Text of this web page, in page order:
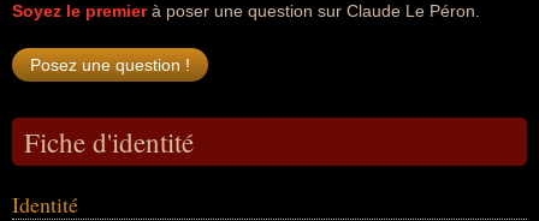
Soyez le premierà poser une question sur Claude Le Péron.
Fiche d'identité
Identité